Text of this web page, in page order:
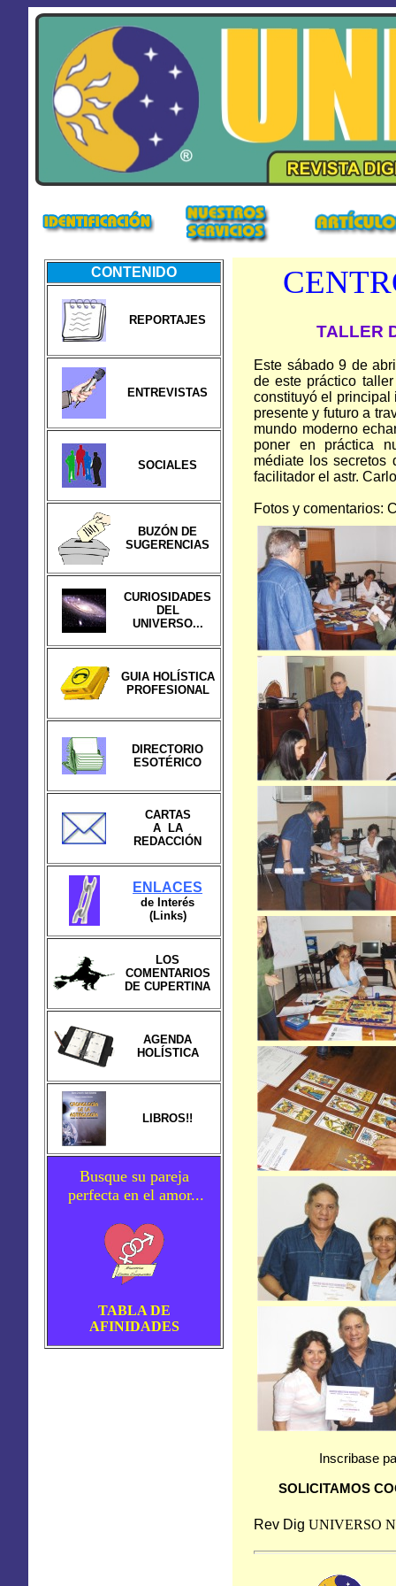
CONTENIDO
REPORTAJES
ENTREVISTAS
SOCIALES
BUZÓN DE
SUGERENCIAS
CURIOSIDADES
DEL
UNIVERSO...
GUIA HOLÍSTICA
PROFESIONAL
DIRECTORIO
ESOTÉRICO
CARTAS
A LA
REDACCIÓN
ENLACES
de Interés
(Links)
LOS
COMENTARIOS
DE CUPERTINA
AGENDA
HOLÍSTICA
LIBROS!!
Busque su pareja
perfecta en el amor...
TABLA DE
AFINIDADES
TALLER
Este sábado 9 de
de este práctico
constituyó el principal
presente y futuro a
mundo moderno
poner en práctica
médiate los secretos
facilitador el astr.
Fotos y comentarios:
Inscribase
SOLICITAMOS
Rev Dig UNIVERSO